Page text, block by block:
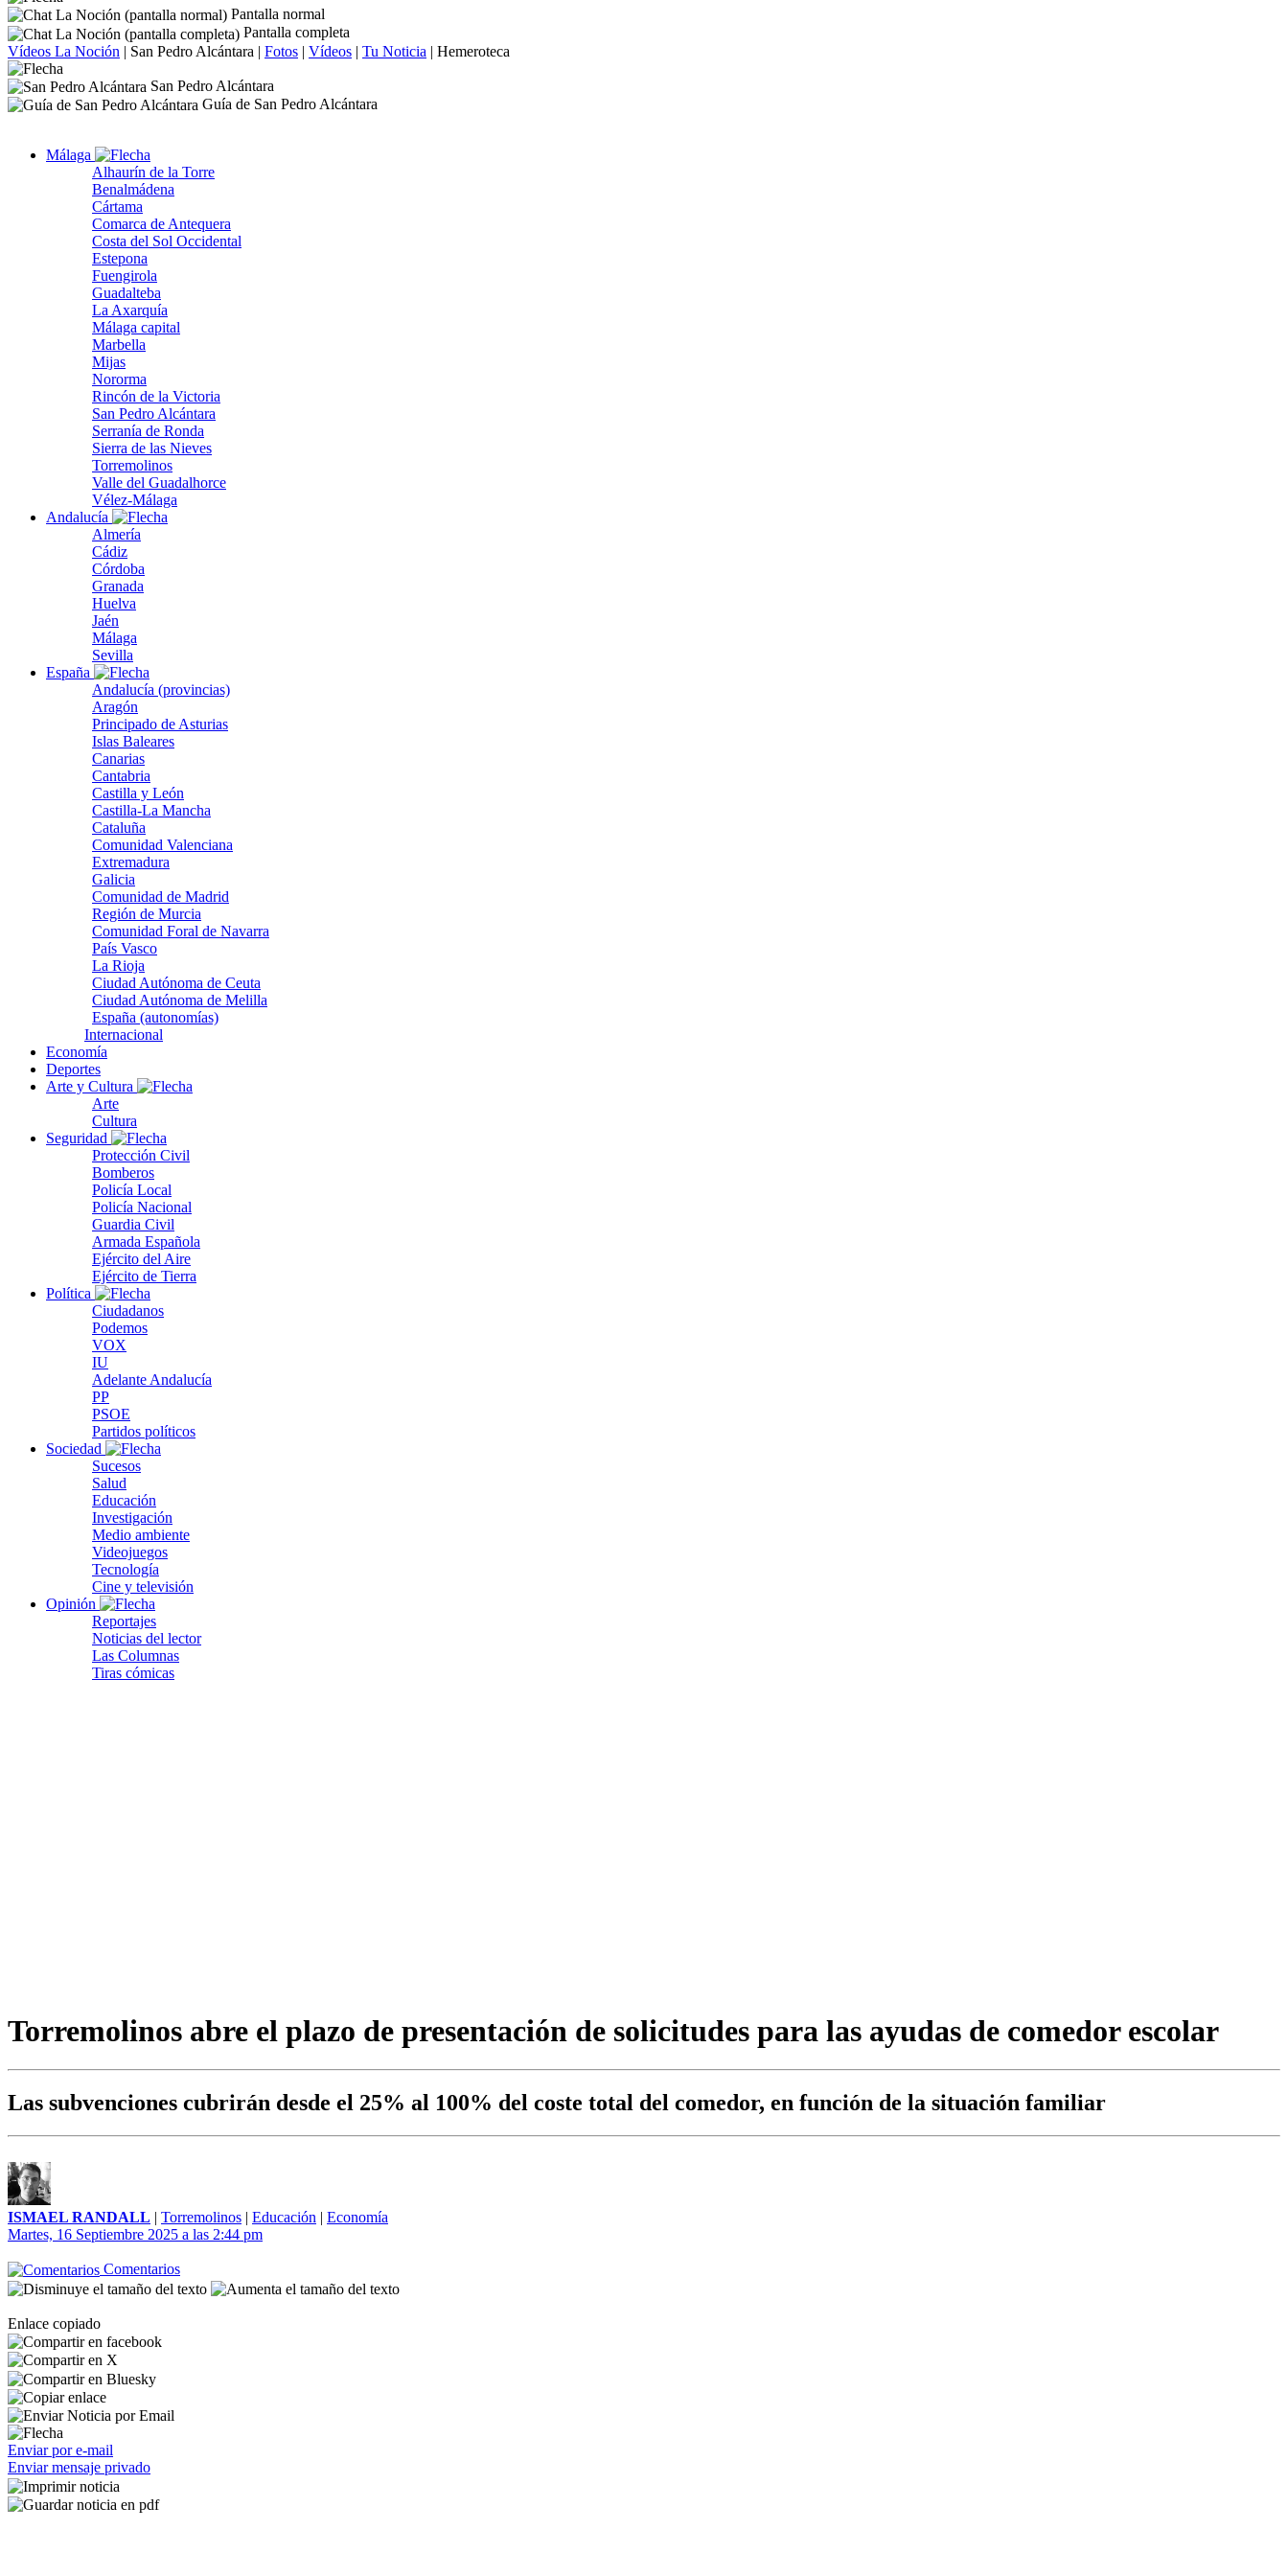
Pantalla normal
Pantalla completa
Vídeos La Noción | San Pedro Alcántara | Fotos | Vídeos | Tu Noticia | Hemeroteca
San Pedro Alcántara
Guía de San Pedro Alcántara
Málaga
Alhaurín de la Torre
Benalmádena
Cártama
Comarca de Antequera
Costa del Sol Occidental
Estepona
Fuengirola
Guadalteba
La Axarquía
Málaga capital
Marbella
Mijas
Nororma
Rincón de la Victoria
San Pedro Alcántara
Serranía de Ronda
Sierra de las Nieves
Torremolinos
Valle del Guadalhorce
Vélez-Málaga
Andalucía
Almería
Cádiz
Córdoba
Granada
Huelva
Jaén
Málaga
Sevilla
España
Andalucía (provincias)
Aragón
Principado de Asturias
Islas Baleares
Canarias
Cantabria
Castilla y León
Castilla-La Mancha
Cataluña
Comunidad Valenciana
Extremadura
Galicia
Comunidad de Madrid
Región de Murcia
Comunidad Foral de Navarra
País Vasco
La Rioja
Ciudad Autónoma de Ceuta
Ciudad Autónoma de Melilla
España (autonomías)
Internacional
Economía
Deportes
Arte y Cultura
Arte
Cultura
Seguridad
Protección Civil
Bomberos
Policía Local
Policía Nacional
Guardia Civil
Armada Española
Ejército del Aire
Ejército de Tierra
Política
Ciudadanos
Podemos
VOX
IU
Adelante Andalucía
PP
PSOE
Partidos políticos
Sociedad
Sucesos
Salud
Educación
Investigación
Medio ambiente
Videojuegos
Tecnología
Cine y televisión
Opinión
Reportajes
Noticias del lector
Las Columnas
Tiras cómicas
Torremolinos abre el plazo de presentación de solicitudes para las ayudas de comedor escolar
Las subvenciones cubrirán desde el 25% al 100% del coste total del comedor, en función de la situación familiar
ISMAEL RANDALL | Torremolinos | Educación | Economía
Martes, 16 Septiembre 2025 a las 2:44 pm
Comentarios
Enlace copiado
Enviar por e-mail
Enviar mensaje privado